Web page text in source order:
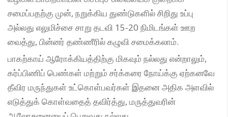
சமைப்பதற்கு முன், நறுக்கிய துண்டுகளில் சிறிது உப்பு
அல்லது எலுமிச்சை சாறு தடவி 15-20 நிமிடங்கள் ஊற
வைத்து, பின்னர் தண்ணீரில் கழுவி சமைக்கலாம்.
பாகற்காய் ஆரோக்கியத்திற்கு மிகவும் நல்லது என்றாலும்,
கர்ப்பிணிப் பெண்கள் மற்றும் சர்க்கரை நோய்க்கு ஏற்கனவே
தீவிர மருந்துகள் உட்கொள்பவர்கள் இதனை அதிக அளவில்
எடுத்துக் கொள்வதைத் தவிர்த்து, மருத்துவரின்